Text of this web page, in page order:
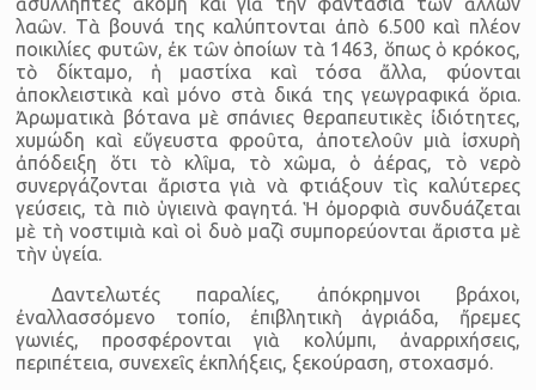
λαῶν. Τὰ βουνά της καλύπτονται ἀπὸ 6.500 καὶ πλέον
ποικιλίες φυτῶν, ἐκ τῶν ὁποίων τὰ 1463, ὅπως ὁ κρόκος,
τὸ δίκταμο, ἡ μαστίχα καὶ τόσα ἄλλα, φύονται
ἀποκλειστικὰ καὶ μόνο στὰ δικά της γεωγραφικά ὅρια.
Ἀρωματικὰ βότανα μὲ σπάνιες θεραπευτικὲς ἰδιότητες,
χυμώδη καὶ εὔγευστα φροῦτα, ἀποτελοῦν μιὰ ἰσχυρὴ
ἀπόδειξη ὅτι τὸ κλῖμα, τὸ χῶμα, ὁ ἀέρας, τὸ νερὸ
συνεργάζονται ἄριστα γιὰ νὰ φτιάξουν τὶς καλύτερες
γεύσεις, τὰ πιὸ ὑγιεινὰ φαγητά. Ἡ ὀμορφιὰ συνδυάζεται
μὲ τὴ νοστιμιὰ καὶ οἱ δυὸ μαζὶ συμπορεύονται ἄριστα μὲ
τὴν ὑγεία.
Δαντελωτές παραλίες, ἀπόκρημνοι βράχοι,
ἐναλλασσόμενο τοπίο, ἐπιβλητικὴ ἀγριάδα, ἤρεμες
γωνιές, προσ­φέρονται γιὰ κολύμπι, ἀναρρι­χήσεις,
περιπέτεια, συνεχεῖς ἐκπλή­ξεις, ξεκούραση, στοχασμό.